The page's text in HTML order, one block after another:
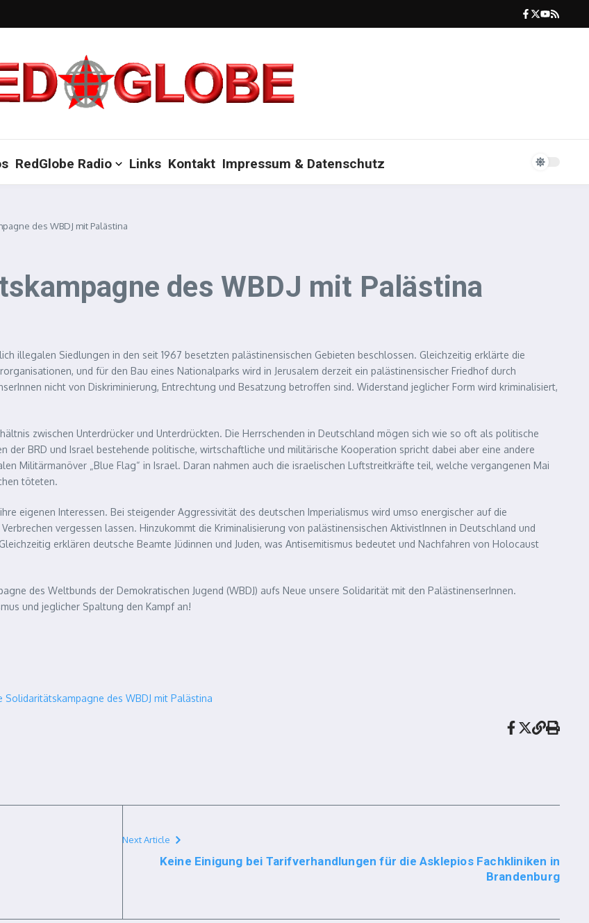
RedGlobe Radio Links Kontakt Impressum & Datenschutz
des WBDJ mit Palästina
des WBDJ mit Palästina
illegalen Siedlungen in den seit 1967 besetzten palästinensischen Gebieten beschlossen. Gleichzeitig erklärte die
und für den Bau eines Nationalparks wird in Jerusalem derzeit ein palästinensischer Friedhof durch
nicht von Diskriminierung, Entrechtung und Besatzung betroffen sind. Widerstand jeglicher Form wird kriminalisiert,
zwischen Unterdrücker und Unterdrückten. Die Herrschenden in Deutschland mögen sich wie so oft als politische
der BRD und Israel bestehende politische, wirtschaftliche und militärische Kooperation spricht dabei aber eine andere
Militärmanöver „Blue Flag“ in Israel. Daran nahmen auch die israelischen Luftstreitkräfte teil, welche vergangenen Mai
töteten.
eigenen Interessen. Bei steigender Aggressivität des deutschen Imperialismus wird umso energischer auf die
vergessen lassen. Hinzukommt die Kriminalisierung von palästinensischen AktivistInnen in Deutschland und
erklären deutsche Beamte Jüdinnen und Juden, was Antisemitismus bedeutet und Nachfahren von Holocaust
des Weltbunds der Demokratischen Jugend (WBDJ) aufs Neue unsere Solidarität mit den PalästinenserInnen.
und jeglicher Spaltung den Kampf an!
Solidaritätskampagne des WBDJ mit Palästina
Next Article
Keine Einigung bei Tarifverhandlungen für die Asklepios Fachkliniken in
Brandenburg